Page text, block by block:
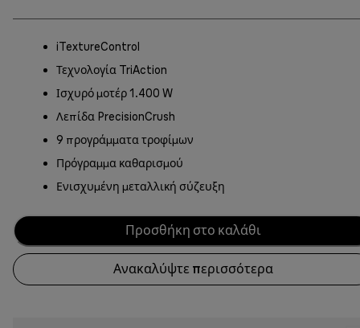
iTextureControl
Τεχνολογία TriAction
Ισχυρό μοτέρ 1.400 W
Λεπίδα PrecisionCrush
9 προγράμματα τροφίμων
Πρόγραμμα καθαρισμού
Ενισχυμένη μεταλλική σύζευξη
Προσθήκη στο καλάθι
Ανακαλύψτε περισσότερα